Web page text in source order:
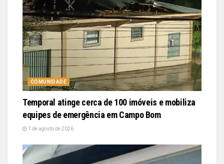
COMUNIDADE
Temporal atinge cerca de 100 imóveis e mobiliza
equipes de emergência em Campo Bom
7 de agosto de 2026